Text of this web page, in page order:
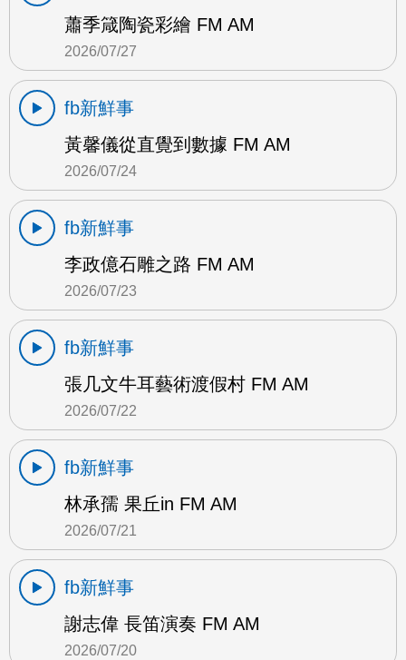
蕭季箴陶瓷彩繪 FM AM
2026/07/27
fb新鮮事
黃馨儀從直覺到數據 FM AM
2026/07/24
fb新鮮事
李政億石雕之路 FM AM
2026/07/23
fb新鮮事
張几文牛耳藝術渡假村 FM AM
2026/07/22
fb新鮮事
林承孺 果丘in FM AM
2026/07/21
fb新鮮事
謝志偉 長笛演奏 FM AM
2026/07/20